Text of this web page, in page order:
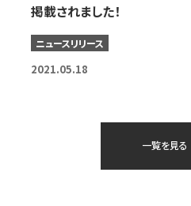
掲載されました！
ニュースリリース
2021.05.18
一覧を見る